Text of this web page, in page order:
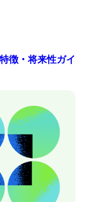
徴・将来性ガイ